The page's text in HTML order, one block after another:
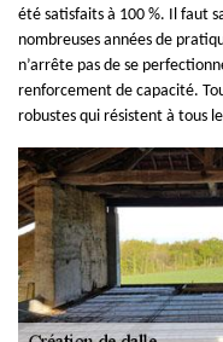
été satisfaits à 100 %. Il faut
nombreuses années de
n’arrête pas de se
renforcement de capacité.
robustes qui résistent à tous